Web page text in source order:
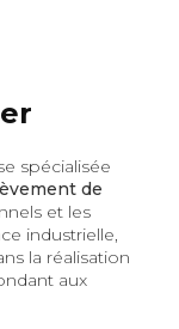
spécialisée
de
et les
industrielle,
la réalisation
aux